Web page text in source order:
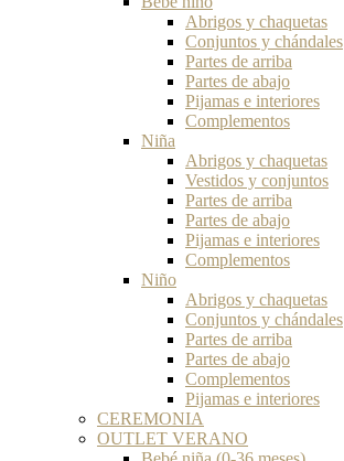
Abrigos y chaquetas
Conjuntos y chándales
Partes de arriba
Partes de abajo
Pijamas e interiores
Complementos
Niña
Abrigos y chaquetas
Vestidos y conjuntos
Partes de arriba
Partes de abajo
Pijamas e interiores
Complementos
Niño
Abrigos y chaquetas
Conjuntos y chándales
Partes de arriba
Partes de abajo
Complementos
Pijamas e interiores
CEREMONIA
OUTLET VERANO